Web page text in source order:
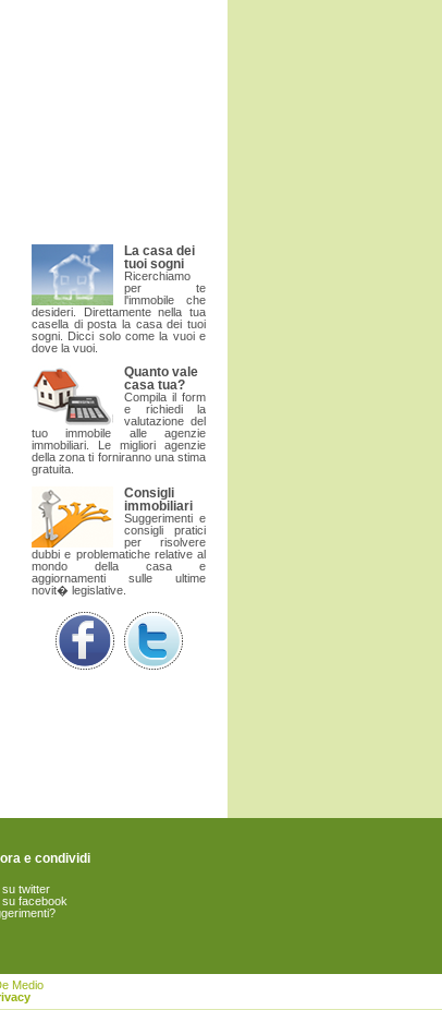
La casa dei
tuoi sogni
Ricerchiamo
per te
l'immobile che
desideri. Direttamente nella tua
casella di posta la casa dei tuoi
sogni. Dicci solo come la vuoi e
dove la vuoi.
Quanto vale
casa tua?
Compila il form
e richiedi la
valutazione del
tuo immobile alle agenzie
immobiliari. Le migliori agenzie
della zona ti forniranno una stima
gratuita.
Consigli
immobiliari
Suggerimenti e
consigli pratici
per risolvere
dubbi e problematiche relative al
mondo della casa e
aggiornamenti sulle ultime
novit� legislative.
e condividi
su twitter
su facebook
Medio